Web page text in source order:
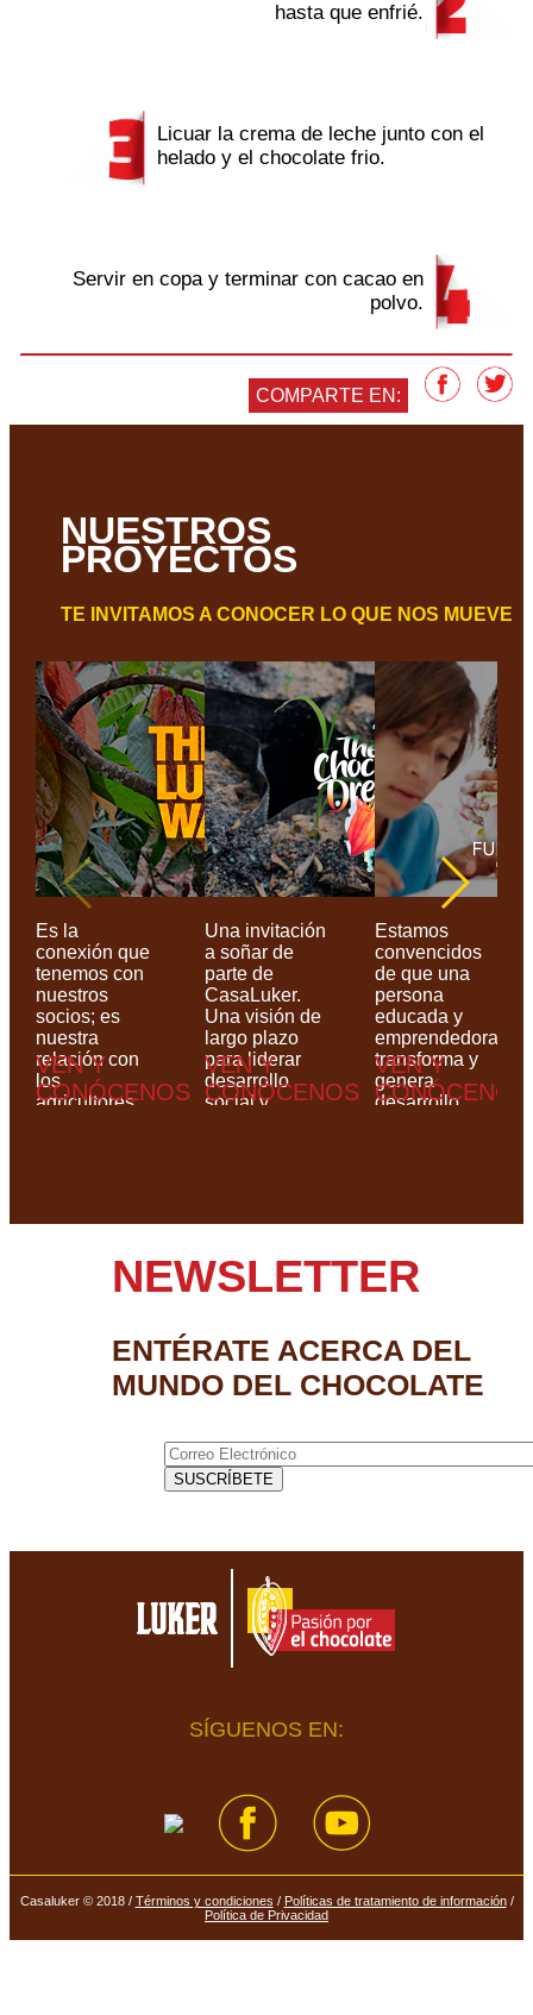
hasta que enfrié.
Licuar la crema de leche junto con el
helado y el chocolate frio.
Servir en copa y terminar con cacao en
polvo.
COMPARTE EN:
NUESTROS
PROYECTOS
TE INVITAMOS A CONOCER LO QUE NOS MUEVE
Es la
conexión que
tenemos con
nuestros
socios; es
nuestra
relación con
los
agricultores
empleados,
la sociedad. ​
VEN Y
CONÓCENOS
Una invitación
a soñar de
parte de
CasaLuker.
Una visión de
largo plazo
para liderar
desarrollo
social y
VEN Y
CONÓCENOS
Estamos
convencidos
de que una
persona
educada y
emprendedora
transforma y
genera
desarrollo.
VEN Y
CONÓCENOS
NEWSLETTER
ENTÉRATE ACERCA DEL
MUNDO DEL CHOCOLATE
Correo Electrónico
SUSCRÍBETE
SÍGUENOS EN:
Casaluker © 2018 / Términos y condiciones / Políticas de tratamiento de información/
Política de Privacidad